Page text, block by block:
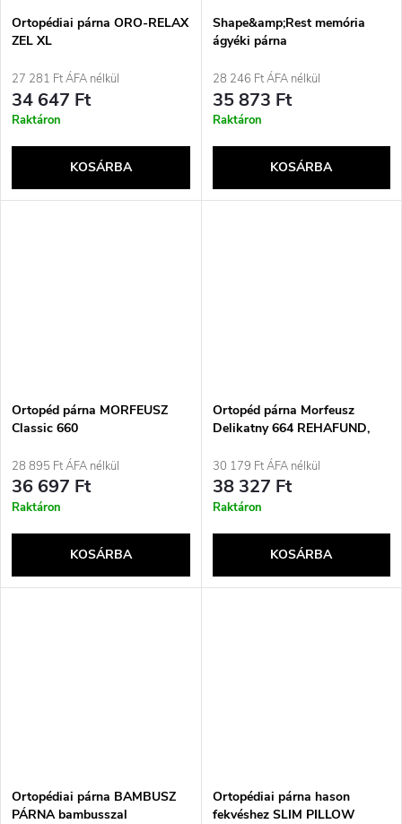
Ortopédiai párna ORO-RELAX
ZEL XL
27 281 Ft ÁFA nélkül
34 647 Ft
Raktáron
KOSÁRBA
Shape&amp;Rest memória
ágyéki párna
28 246 Ft ÁFA nélkül
35 873 Ft
Raktáron
KOSÁRBA
Ortopéd párna MORFEUSZ
Classic 660
28 895 Ft ÁFA nélkül
36 697 Ft
Raktáron
KOSÁRBA
Ortopéd párna Morfeusz
Delikatny 664 REHAFUND,
30 179 Ft ÁFA nélkül
38 327 Ft
Raktáron
KOSÁRBA
Ortopédiai párna BAMBUSZ
PÁRNA bambusszal
Ortopédiai párna hason
fekvéshez SLIM PILLOW